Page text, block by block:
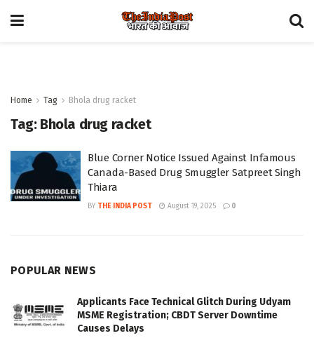
Home Tag Bhola drug racket
Tag: Bhola drug racket
Blue Corner Notice Issued Against Infamous
Canada-Based Drug Smuggler Satpreet Singh
Thiara
BY THE INDIA POST August 19, 2025 0
POPULAR NEWS
Applicants Face Technical Glitch During Udyam
MSME Registration; CBDT Server Downtime
Causes Delays